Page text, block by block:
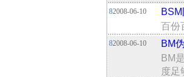
82008-06-10
百份
82008-06-10
BM
BM
度足